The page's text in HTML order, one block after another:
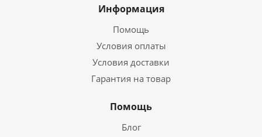
Информация
Помощь
Условия оплаты
Условия доставки
Гарантия на товар
Помощь
Блог